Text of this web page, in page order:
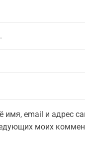
имя, email и адрес
моих